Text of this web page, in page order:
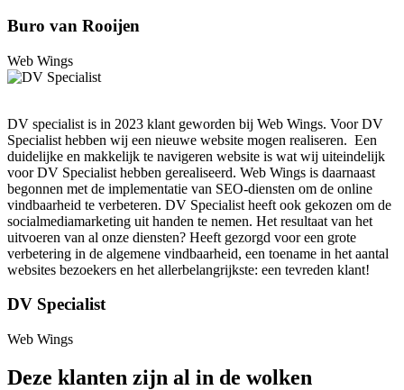
Buro van Rooijen
Web Wings
DV specialist is in 2023 klant geworden bij Web Wings. Voor DV
Specialist hebben wij een nieuwe website mogen realiseren. Een
duidelijke en makkelijk te navigeren website is wat wij uiteindelijk
voor DV Specialist hebben gerealiseerd. Web Wings is daarnaast
begonnen met de implementatie van SEO-diensten om de online
vindbaarheid te verbeteren. DV Specialist heeft ook gekozen om de
socialmediamarketing uit handen te nemen. Het resultaat van het
uitvoeren van al onze diensten? Heeft gezorgd voor een grote
verbetering in de algemene vindbaarheid, een toename in het aantal
websites bezoekers en het allerbelangrijkste: een tevreden klant!
DV Specialist
Web Wings
Deze klanten zijn al in de wolken